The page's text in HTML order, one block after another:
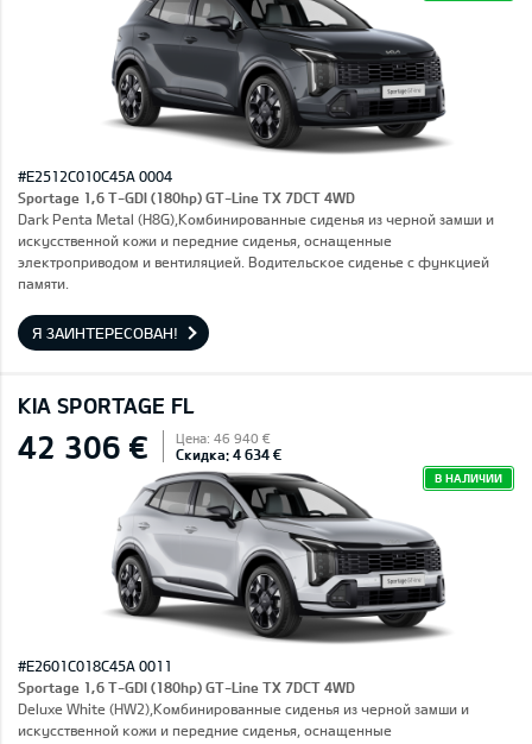
#E2512C010C45A 0004
Sportage 1,6 T-GDI (180hp) GT-Line TX 7DCT 4WD
Dark Penta Metal (H8G),Комбинированные сиденья из черной замши и
искусственной кожи и передние сиденья, оснащенные
электроприводом и вентиляцией. Водительское сиденье с функцией
памяти.
Я ЗАИНТЕРЕСОВАН!
KIA SPORTAGE FL
42 306 € Цена: 46 940 €
Скидка: 4 634 €
В НАЛИЧИИ
#E2601C018C45A 0011
Sportage 1,6 T-GDI (180hp) GT-Line TX 7DCT 4WD
Deluxe White (HW2),Комбинированные сиденья из черной замши и
искусственной кожи и передние сиденья, оснащенные